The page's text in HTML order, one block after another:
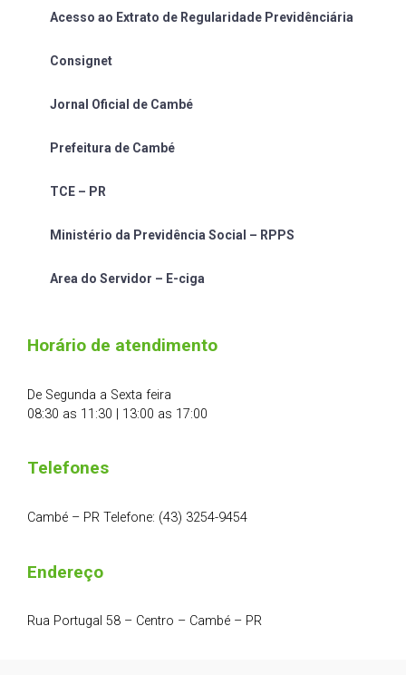
Acesso ao Extrato de Regularidade Previdênciária
Consignet
Jornal Oficial de Cambé
Prefeitura de Cambé
TCE – PR
Ministério da Previdência Social – RPPS
Area do Servidor – E-ciga
Horário de atendimento
De Segunda a Sexta feira
08:30 as 11:30 | 13:00 as 17:00
Telefones
Cambé – PR Telefone: (43) 3254-9454
Endereço
Rua Portugal 58 – Centro – Cambé – PR